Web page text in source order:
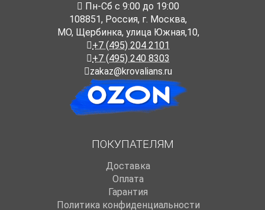
Пн-Cб с 9:00 до 19:00
108851, Россия, г. Москва,
МО, Щербинка, улица Южная,10,
+7 (495) 204 2101
+7 (495) 240 8303
zakaz@krovalians.ru
ПОКУПАТЕЛЯМ
Доставка
Оплата
Гарантия
Политика конфиденциальности